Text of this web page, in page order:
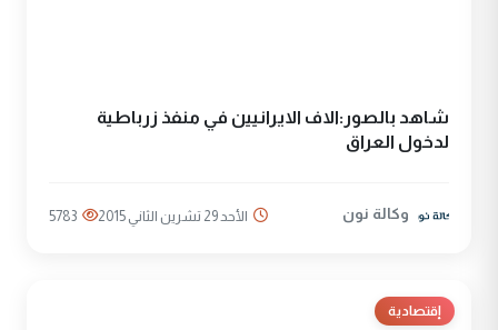
شاهد بالصور:الاف الايرانيين في منفذ زرباطية
لدخول العراق
وكالة نون الأحد 29 تشرين الثاني 2015 5783
إقتصادية